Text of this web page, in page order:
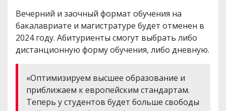
Вечерний и заочный формат обучения на
бакалавриате и магистратуре будет отменен в
2024 году. Абитуриенты смогут выбрать либо
дистанционную форму обучения, либо дневную.
«Оптимизируем высшее образование и
приближаем к европейским стандартам.
Теперь у студентов будет больше свободы